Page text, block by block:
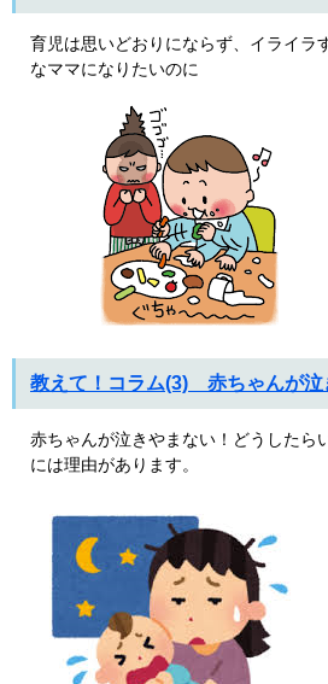
育児は思いどおりにならず、イライラ
なママになりたいのに
教えて！コラム(3) 赤ちゃんが泣
赤ちゃんが泣きやまない！どうしたら
には理由があります。